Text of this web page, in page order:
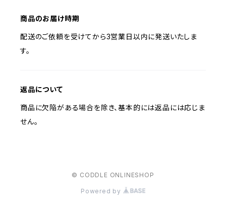
商品のお届け時期
配送のご依頼を受けてから3営業日以内に発送いたしま
す。
返品について
商品に欠陥がある場合を除き、基本的には返品には応じま
せん。
© CODDLE ONLINESHOP
Powered by